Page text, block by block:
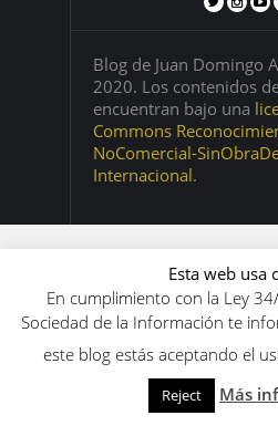
Blog de Juan Domingo
2020. Los contenidos
encuentran bajo una
Commons
NoComercial-
Internacional.
Esta web usa
En cumplimiento con la Ley
Sociedad de la Información te
este blog estás aceptando el
Reject
Más